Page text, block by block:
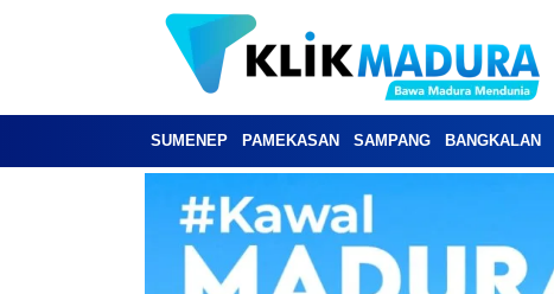
SUMENEP PAMEKASAN SAMPANG BANGKALAN